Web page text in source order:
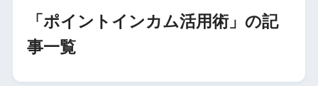
「ポイントインカム活用術」の記
事一覧